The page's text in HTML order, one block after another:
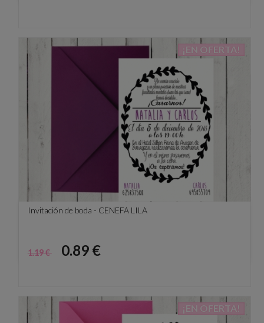
Invitación de boda - CENEFA LILA
Precio
base
Precio
1.19 € 0.89 €
¡EN OFERTA!
¡EN OFERTA!